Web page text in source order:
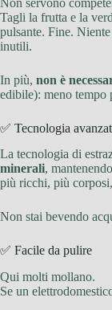
Tagli la frutta e la
pulsante. Fine.
inutili.
In più, non è
edibile): meno tempo
✅ Tecnologia
La tecnologia di
minerali,
più ricchi, più
Non stai bevendo
✅ Facile da pulire
Qui molti mollano.
Se un